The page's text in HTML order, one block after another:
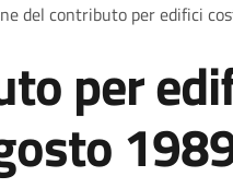
del contributo per edifici
per